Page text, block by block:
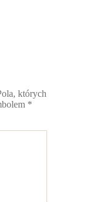
których
*